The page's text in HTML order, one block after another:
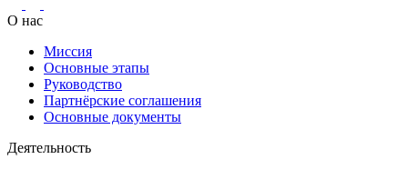
О нас
Миссия
Основные этапы
Руководство
Партнёрские соглашения
Основные документы
Деятельность